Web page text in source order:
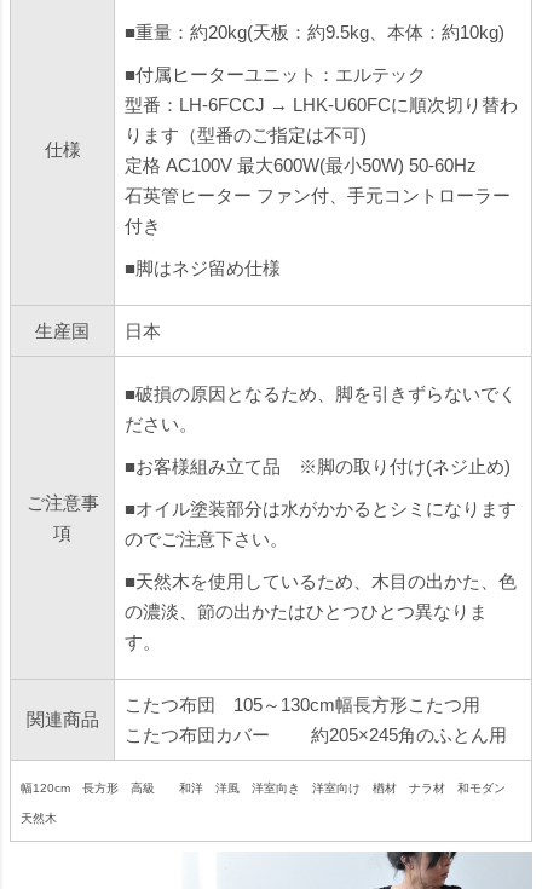
仕様
■重量：約20kg(天板：約9.5kg、本体：約10kg)
■付属ヒーターユニット：エルテック
型番：LH-6FCCJ → LHK-U60FCに順次切り替わ
ります（型番のご指定は不可)
定格 AC100V 最大600W(最小50W) 50-60Hz
石英管ヒーター ファン付、手元コントローラー
付き
■脚はネジ留め仕様
生産国 日本
ご注意事
項
■破損の原因となるため、脚を引きずらないでく
ださい。
■お客様組み立て品 ※脚の取り付け(ネジ止め)
■オイル塗装部分は水がかかるとシミになります
のでご注意下さい。
■天然木を使用しているため、木目の出かた、色
の濃淡、節の出かたはひとつひとつ異なりま
す。
関連商品
こたつ布団 105～130cm幅長方形こたつ用
こたつ布団カバー 約205×245角のふとん用
幅120cm 長方形 高級 和洋 洋風 洋室向き 洋室向け 楢材 ナラ材 和モダン
天然木